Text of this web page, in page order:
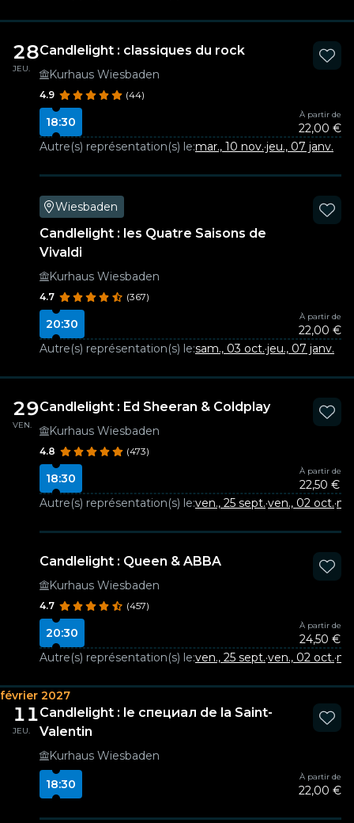
28
JEU.
Candlelight : classiques du rock
Kurhaus Wiesbaden
4.9 (44)
18:30
À partir de
22,00 €
Autre(s) représentation(s) le:mar., 10 nov.·jeu., 07 janv.
Wiesbaden
Candlelight : les Quatre Saisons de
Vivaldi
Kurhaus Wiesbaden
4.7 (367)
20:30
À partir de
22,00 €
Autre(s) représentation(s) le:sam., 03 oct.·jeu., 07 janv.
29
VEN.
Candlelight : Ed Sheeran & Coldplay
Kurhaus Wiesbaden
4.8 (473)
18:30
À partir de
22,50 €
Autre(s) représentation(s) le:ven., 25 sept.·ven., 02 oct.·
Candlelight : Queen & ABBA
Kurhaus Wiesbaden
4.7 (457)
20:30
À partir de
24,50 €
Autre(s) représentation(s) le:ven., 25 sept.·ven., 02 oct.·
février 2027
11
JEU.
Candlelight : le специал de la Saint-
Valentin
Kurhaus Wiesbaden
18:30
À partir de
22,00 €